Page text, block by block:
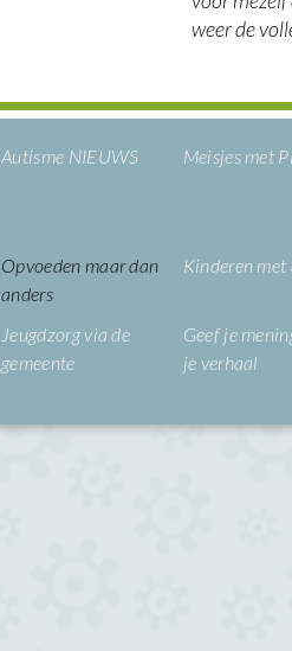
weer de
Autisme NIEUWS Meisjes met
Opvoeden maar dan
anders
Kinderen
Jeugdzorg via de
gemeente
Geef je
je verhaal